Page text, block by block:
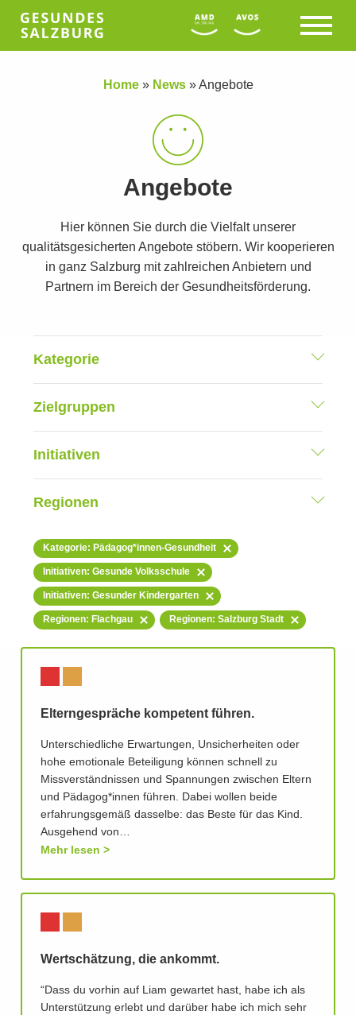
Home» News»Angebote
Angebote
Hier können Sie durch die Vielfalt unserer
qualitätsgesicherten Angebote stöbern. Wir kooperieren
in ganz Salzburg mit zahlreichen Anbietern und
Partnern im Bereich der Gesundheitsförderung.
Kategorie
Zielgruppen
Initiativen
Regionen
Kategorie: Pädagog*innen-Gesundheit
Initiativen: Gesunde Volksschule
Initiativen: Gesunder Kindergarten
Regionen: Flachgau Regionen: Salzburg Stadt
Elterngespräche kompetent führen.
Unterschiedliche Erwartungen, Unsicherheiten oder
hohe emotionale Beteiligung können schnell zu
Missverständnissen und Spannungen zwischen Eltern
und Pädagog*innen führen. Dabei wollen beide
erfahrungsgemäß dasselbe: das Beste für das Kind.
Ausgehend von…
Mehr lesen
Wertschätzung, die ankommt.
“Dass du vorhin auf Liam gewartet hast, habe ich als
Unterstützung erlebt und darüber habe ich mich sehr